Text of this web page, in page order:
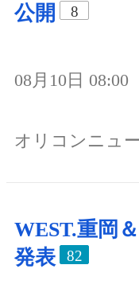
公開
8
08月10日 08:00
オリコンニュ
WEST.重岡
発表
82